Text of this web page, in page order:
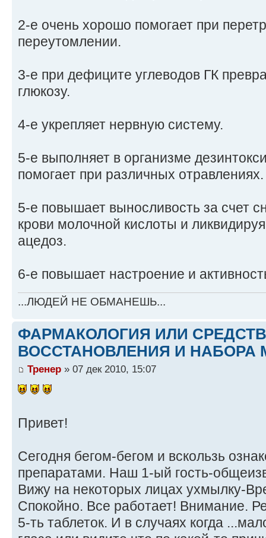
2-е очень хорошо помогает при
переутомлении.
3-е при дефиците углеводов ГК
глюкозу.
4-е укрепляет нервную систему.
5-е выполняет в организме
помогает при различных отравлениях.
5-е повышает выносливость за счет
крови молочной кислоты и
ацедоз.
6-е повышает настроение и
...ЛЮДЕЙ НЕ ОБМАНЕШЬ...
ФАРМАКОЛОГИЯ ИЛИ
ВОССТАНОВЛЕНИЯ И НАБОРА
Тренер » 07 дек 2010, 15:07
Привет!
Сегодня бегом-бегом и вскользь
препаратами. Наш 1-ый гость-
Вижу на некоторых лицах ухмылку-
Спокойно. Все работает! Внимание.
5-ть таблеток. И в случаях когда